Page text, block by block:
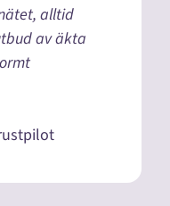
alltid
av äkta